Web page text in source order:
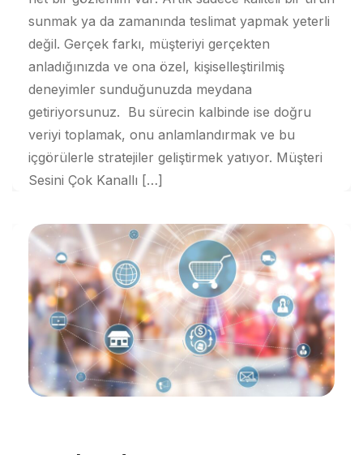
sunmak ya da zamanında teslimat yapmak yeterli
değil. Gerçek farkı, müşteriyi gerçekten
anladığınızda ve ona özel, kişiselleştirilmiş
deneyimler sunduğunuzda meydana
getiriyorsunuz. Bu sürecin kalbinde ise doğru
veriyi toplamak, onu anlamlandırmak ve bu
içgörülerle stratejiler geliştirmek yatıyor. Müşteri
Sesini Çok Kanallı […]